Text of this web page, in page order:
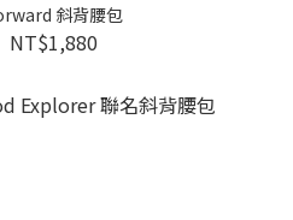
斜背腰包
NT$1,880